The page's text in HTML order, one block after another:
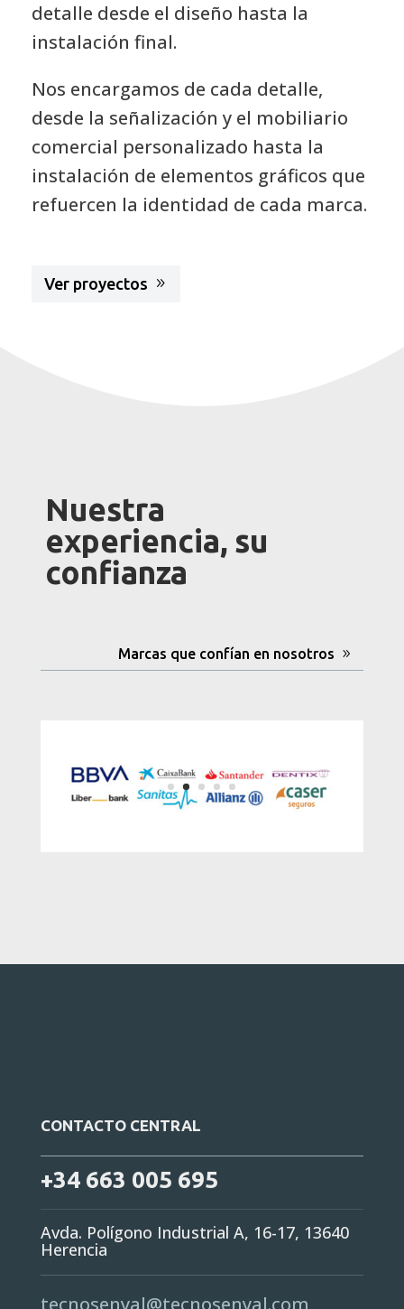
instalación final.
desde la señalización y el mobiliario
comercial personalizado hasta la
instalación de elementos gráficos que
refuercen la identidad de cada marca.
Nuestra
experiencia, su
confianza
+34 663 005 695
Avda. Polígono Industrial A, 16-17, 13640
Herencia
tecnosenyal@tecnosenyal.com